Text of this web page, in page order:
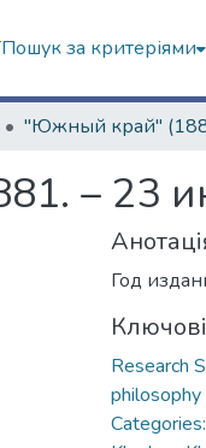
Пошук за критеріями
– 23
Год
Research